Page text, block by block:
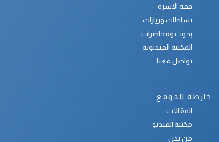
فقه الاسرة
نشاطات وزيارات
بحوث ومحاضرات
المكتبة الفيديوية
تواصل معنا
خارطة الموقع
المقالات
مكتبة الفيديو
من نحن